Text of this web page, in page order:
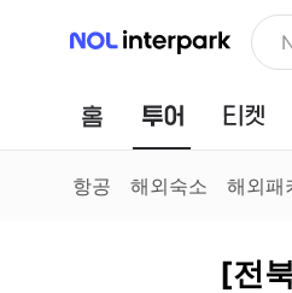
NOL 인터파크
홈 투어
항공 해외숙소 해외패
[전